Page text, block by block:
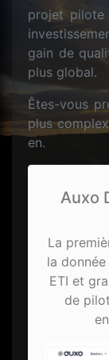
projet pilote
gain de
plus global.
Êtes-vous
plus
en.
Auxo
La
la
ETI et
de